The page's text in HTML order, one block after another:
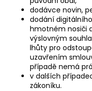
dodávce novin,
dodání
hmotném nosiči
výslovným
lhůty pro
uzavřením
případě nemá
v dalších
zákoníku.